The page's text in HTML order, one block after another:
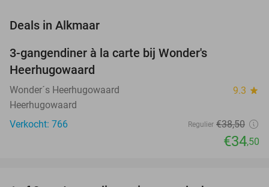
Deals in Alkmaar
3-gangendiner à la carte bij Wonder's
Heerhugowaard
Wonder´s Heerhugowaard 9.3 star
Heerhugowaard
Verkocht: 766
Regulier €38,50
€34,50